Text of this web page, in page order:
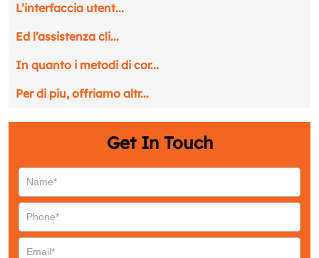
Request a CallBack
Email *
Service*
Message
L’interfaccia utent...
Ed l’assistenza cli...
In quanto i metodi di cor...
Per di piu, offriamo altr...
Get In Touch